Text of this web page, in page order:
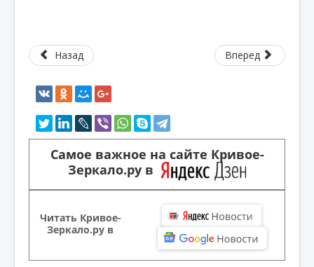
Назад Вперед
Самое важное на сайте Кривое-
Зеркало.ру в
Читать Кривое-
Зеркало.ру в